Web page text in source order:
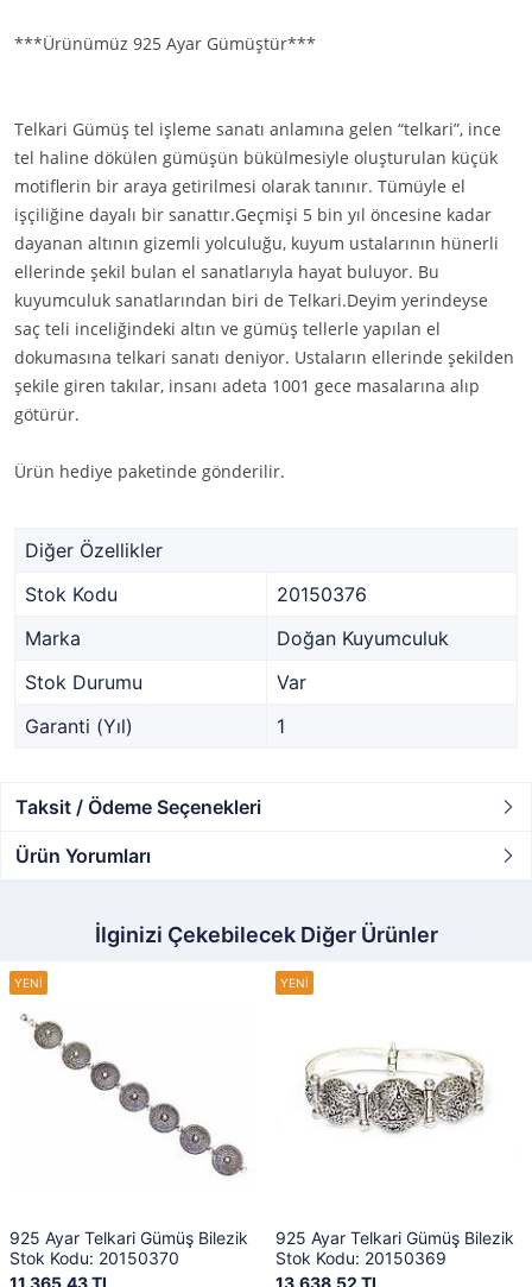
***Ürünümüz 925 Ayar Gümüştür***
Telkari Gümüş tel işleme sanatı anlamına gelen “telkari”, ince
tel haline dökülen gümüşün bükülmesiyle oluşturulan küçük
motiflerin bir araya getirilmesi olarak tanınır. Tümüyle el
işçiliğine dayalı bir sanattır.Geçmişi 5 bin yıl öncesine kadar
dayanan altının gizemli yolculuğu, kuyum ustalarının hünerli
ellerinde şekil bulan el sanatlarıyla hayat buluyor. Bu
kuyumculuk sanatlarından biri de Telkari.Deyim yerindeyse
saç teli inceliğindeki altın ve gümüş tellerle yapılan el
dokumasına telkari sanatı deniyor. Ustaların ellerinde şekilden
şekile giren takılar, insanı adeta 1001 gece masalarına alıp
götürür.
Ürün hediye paketinde gönderilir.
Diğer Özellikler
Stok Kodu
20150376
Marka
Doğan Kuyumculuk
Stok Durumu
Var
Garanti (Yıl)
1
Taksit / Ödeme Seçenekleri
Ürün Yorumları
İlginizi Çekebilecek Diğer Ürünler
925 Ayar Telkari Gümüş Bilezik
Stok Kodu: 20150370
11.365,43 TL
925 Ayar Telkari Gümüş Bilezik
Stok Kodu: 20150369
13.638,52 TL